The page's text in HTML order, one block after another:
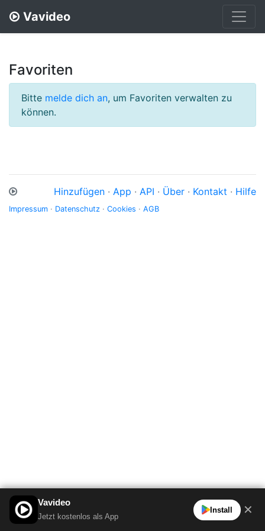
Vavideo
Favoriten
Bitte melde dich an, um Favoriten verwalten zu
können.
Hinzufügen · App · API · Über · Kontakt · Hilfe
Impressum · Datenschutz · Cookies · AGB
Vavideo
Jetzt kostenlos als App
Install ✕